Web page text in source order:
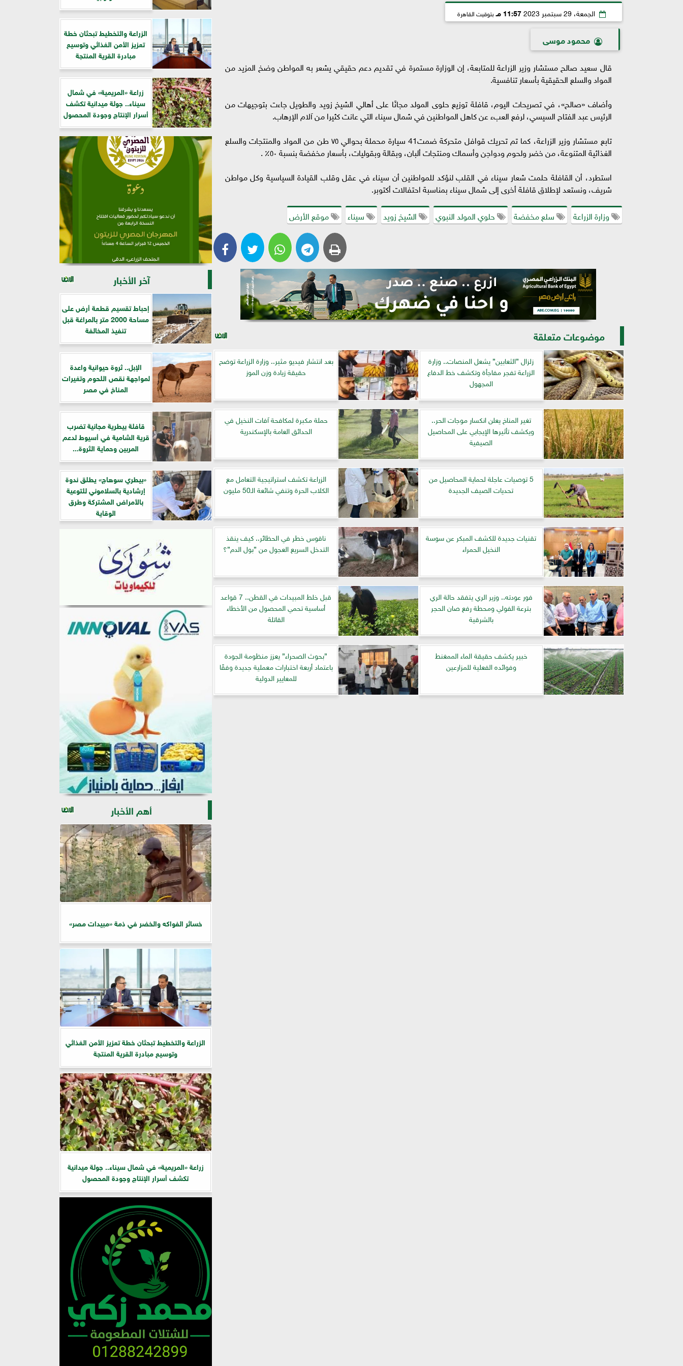
الجمعة، 29 سبتمبر 2023 11:57 مـ بتوقيت القاهرة
محمود موسى
قال سعيد صالح مستشار وزير الزراعة للمتابعة، إن الوزارة مستمرة في تقديم دعم حقيقي يشعر به المواطن وضخ المزيد من
المواد والسلع الحقيقية بأسعار تنافسية.
وأضاف «صالح»، في تصريحات اليوم، قافلة توزيع حلوى المولد مجانًا على أهالي الشيخ زويد والطويل جاءت بتوجيهات من
الرئيس عبد الفتاح السيسي، لرفع العبء عن كاهل المواطنين في شمال سيناء التي عانت كثيرا من آلام الإرهاب.
تابع مستشار وزير الزراعة، كما تم تحريك قوافل متحركة ضمت41 سيارة محملة بحوالي ٧٥ طن من المواد والمنتجات والسلع
الغذائية المتنوعة، من خضر ولحوم ودواجن وأسماك ومنتجات ألبان، وبقالة وبقوليات، بأسعار مخفضة بنسبة ٥٠٪ .
استطرد، أن القافلة حلمت شعار سيناء في القلب لنؤكد للمواطنين أن سيناء في عقل وقلب القيادة السياسية وكل مواطن
شريف، ونستعد لإطلاق قافلة أخرى إلى شمال سيناء بمناسبة احتفالات أكتوبر.
وزارة الزراعة
سلع مخفضة حلوي المولد النبوي الشيخ زويد سيناء موقع الأرض
موضوعات متعلقة
زلزال ”الثعابين” يشعل المنصات.. وزارة
الزراعة تفجر مفاجأة وتكشف خط الدفاع
المجهول
بعد انتشار فيديو مثير.. وزارة الزراعة توضح
حقيقة زيادة وزن الموز
تغير المناخ يعلن انكسار موجات الحر..
ويكشف تأثيرها الإيجابي على المحاصيل
الصيفية
حملة مكبرة لمكافحة آفات النخيل في
الحدائق العامة بالإسكندرية
5 توصيات عاجلة لحماية المحاصيل من
تحديات الصيف الجديدة
الزراعة تكشف استراتيجية التعامل مع
الكلاب الحرة وتنفي شائعة الـ50 مليون
تقنيات جديدة للكشف المبكر عن سوسة
النخيل الحمراء
ناقوس خطر في الحظائر.. كيف ينقذ
التدخل السريع العجول من ”بول الدم”؟
فور عودته.. وزير الري يتفقد حالة الري
بترعة الفولي ومحطة رفع صان الحجر
بالشرقية
قبل خلط المبيدات في القطن.. 7 قواعد
أساسية تحمي المحصول من الأخطاء
القاتلة
خبير يكشف حقيقة الماء الممغنط
وفوائده الفعلية للمزارعين
”بحوث الصحراء” يعزز منظومة الجودة
باعتماد أربعة اختبارات معملية جديدة وفقًا
للمعايير الدولية
الزراعة والتخطيط تبحثان خطة
تعزيز الأمن الغذائي وتوسيع
مبادرة القرية المنتجة
زراعة «المريمية» في شمال
سيناء.. جولة ميدانية تكشف
أسرار الإنتاج وجودة المحصول
آخر الأخبار
إحباط تقسيم قطعة أرض على
مساحة 2000 متر بالمراغة قبل
تنفيذ المخالفة
الإبل.. ثروة حيوانية واعدة
لمواجهة نقص اللحوم وتغيرات
المناخ في مصر
قافلة بيطرية مجانية تضرب
قرية الشامية في أسيوط لدعم
المربين وحماية الثروة...
«بيطري سوهاج» يطلق ندوة
إرشادية بالسلاموني للتوعية
بالأمراض المشتركة وطرق
الوقاية
أهم الأخبار
خسائر الفواكه والخضر في ذمة «مبيدات مصر»
الزراعة والتخطيط تبحثان خطة تعزيز الأمن الغذائي
وتوسيع مبادرة القرية المنتجة
زراعة «المريمية» في شمال سيناء.. جولة ميدانية
تكشف أسرار الإنتاج وجودة المحصول